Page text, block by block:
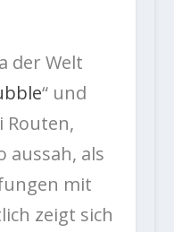
der Welt
“ und
Routen,
aussah, als
mit
zeigt sich